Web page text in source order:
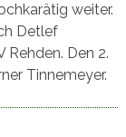
weiter.
Detlef
Rehden. Den 2.
Tinnemeyer.